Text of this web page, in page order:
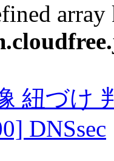
紐づけ
DNSsec